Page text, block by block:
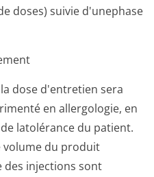
doses) suivie d'unephase
dose d'entretien sera
en allergologie, en
latolérance du patient.
volume du produit
des injections sont